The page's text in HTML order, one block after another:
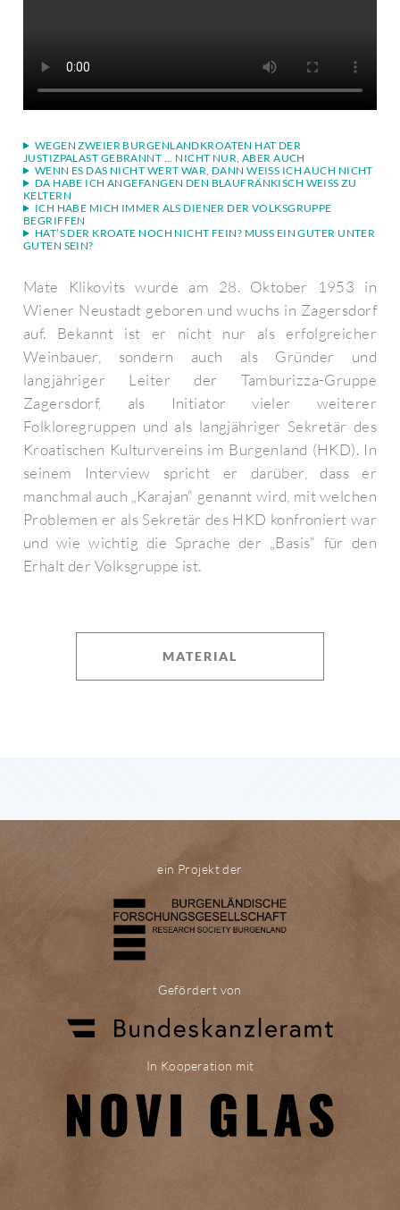
WEGEN ZWEIER BURGENLANDKROATEN HAT DER
JUSTIZPALAST GEBRANNT ... NICHT NUR, ABER AUCH
WENN ES DAS NICHT WERT WAR, DANN WEISS ICH AUCH NICHT
DA HABE ICH ANGEFANGEN DEN BLAUFRÄNKISCH WEISS ZU K
ELTERN
ICH HABE MICH IMMER ALS DIENER DER VOLKSGRUPPE
BEGRIFFEN
HAT’S DER KROATE NOCH NICHT FEIN? MUSS EIN GUTER UNTER
GUTEN SEIN?
Mate Klikovits wurde am 28. Oktober 1953 in
Wiener Neustadt geboren und wuchs in Zagersdorf
auf. Bekannt ist er nicht nur als erfolgreicher
Weinbauer, sondern auch als Gründer und
langjähriger Leiter der Tamburizza-Gruppe
Zagersdorf, als Initiator vieler weiterer
Folkloregruppen und als langjähriger Sekretär des
Kroatischen Kulturvereins im Burgenland (HKD). In
seinem Interview spricht er darüber, dass er
manchmal auch „Karajan“ genannt wird, mit welchen
Problemen er als Sekretär des HKD konfroniert war
und wie wichtig die Sprache der „Basis“ für den
Erhalt der Volksgruppe ist.
MATERIAL
ein Projekt der
Gefördert von
In Kooperation mit